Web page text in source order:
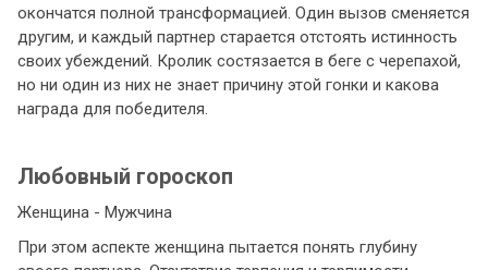
окончатся полной трансформацией. Один вызов сменяется
другим, и каждый партнер старается отстоять истинность
своих убеждений. Кролик состязается в беге с черепахой,
но ни один из них не знает причину этой гонки и какова
награда для победителя.
Любовный гороскоп
Женщина - Мужчина
При этом аспекте женщина пытается понять глубину